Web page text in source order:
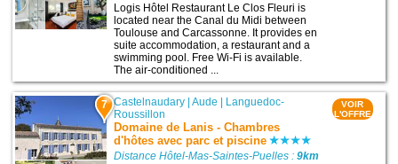
Logis Hôtel Restaurant Le Clos Fleuri is
located near the Canal du Midi between
Toulouse and Carcassonne. It provides en
suite accommodation, a restaurant and a
swimming pool. Free Wi-Fi is available.
The air-conditioned ...
7 Castelnaudary |Aude
Languedoc-
Roussillon
Domaine de Lanis - Chambres
d'hôtes avec parc et piscine
Distance Hôtel-Mas-Saintes-Puelles :9km
VOIR
L'OFFRE